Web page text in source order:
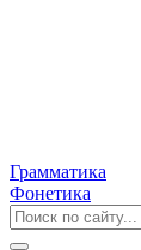
Грамматика
Фонетика